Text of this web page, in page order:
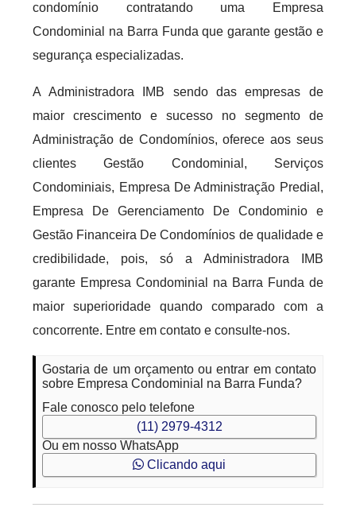
condomínio contratando uma Empresa
Condominial na Barra Funda que garante gestão e
segurança especializadas.
A Administradora IMB sendo das empresas de
maior crescimento e sucesso no segmento de
Administração de Condomínios, oferece aos seus
clientes Gestão Condominial, Serviços
Condominiais, Empresa De Administração Predial,
Empresa De Gerenciamento De Condominio e
Gestão Financeira De Condomínios de qualidade e
credibilidade, pois, só a Administradora IMB
garante Empresa Condominial na Barra Funda de
maior superioridade quando comparado com a
concorrente. Entre em contato e consulte-nos.
Gostaria de um orçamento ou entrar em contato
sobre Empresa Condominial na Barra Funda?
Fale conosco pelo telefone
(11) 2979-4312
Ou em nosso WhatsApp
Clicando aqui